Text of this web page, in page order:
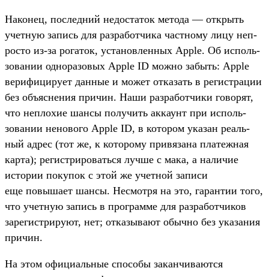
На­конец, пос­ледний недос­таток метода — открыть
учет­ную запись для раз­работ­чика час­тно­му лицу неп­
росто из‑за рогаток, уста­нов­ленных Apple. Об исполь­
зовании одно­разо­вых Apple ID мож­но забыть: Apple
верифи­циру­ет дан­ные и может отка­зать в регис­тра­ции
без объ­ясне­ния при­чин. Наши раз­работ­чики говорят,
что неп­лохие шан­сы получить акка­унт при исполь­
зовании неново­го Apple ID, в котором ука­зан реаль­
ный адрес (тот же, к которо­му при­вяза­на пла­теж­ная
кар­та); регис­три­ровать­ся луч­ше с мака, а наличие
исто­рии покупок с этой же учет­ной записи
еще повыша­ет шан­сы. Нес­мотря на это, гаран­тии того,
что учет­ную запись в прог­рамме для раз­работ­чиков
зарегис­три­руют, нет; отка­зыва­ют обыч­но без ука­зания
при­чин.
На этом офи­циаль­ные спо­собы закан­чива­ются